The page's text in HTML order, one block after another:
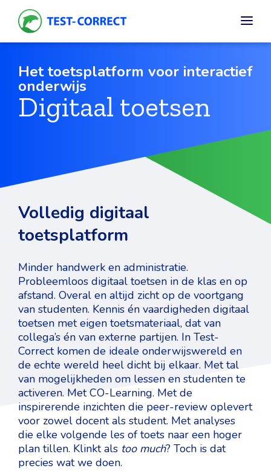
Het toetsplatform voor interactief
onderwijs
Digitaal toetsen
Volledig digitaal
toetsplatform
Minder handwerk en administratie.
Probleemloos digitaal toetsen in de klas en op
afstand. Overal en altijd zicht op de voortgang
van studenten. Kennis én vaardigheden digitaal
toetsen met eigen toetsmateriaal, dat van
collega’s én van externe partijen. In Test-
Correct komen de ideale onderwijswereld en
de echte wereld heel dicht bij elkaar. Met tal
van mogelijkheden om lessen en studenten te
activeren. Met CO-Learning. Met de
inspirerende inzichten die peer-review oplevert
voor zowel docent als student. Met analyses
die elke volgende les of toets naar een hoger
plan tillen. Klinkt als too much? Toch is dat
precies wat we doen.